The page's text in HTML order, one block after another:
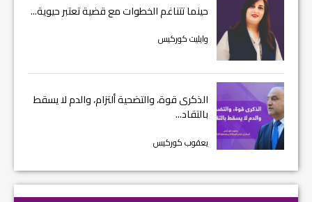
حينما تتناغم الخطوات مع قضية تعتبر حيوية...
وايليت كوركيس
الذكرى قوة، والتضحية ألتزام، والدم لا يسقط
بالتقاد...
يعقوب كوركيس